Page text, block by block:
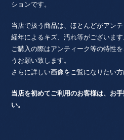
ションです。
当店で扱う商品は、ほとんどがアン
経年によるキズ、汚れ等がございます
ご購入の際はアンティーク等の特性
うお願い致します。
さらに詳しい画像をご覧になりたい
当店を初めてご利用のお客様は、お
い。